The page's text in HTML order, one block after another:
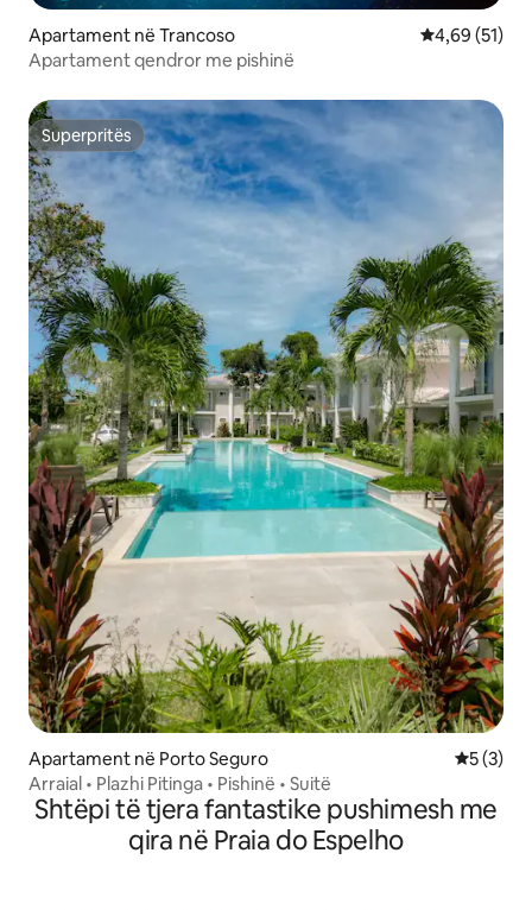
Apartament në Trancoso Vlerësimi
4,69 (51)
Apartament qendror me pishinë
Superpritës
Superpritës
Apartament në Porto Seguro
5 (3)
Arraial • Plazhi Pitinga • Pishinë • Suitë
Shtëpi të tjera fantastike pushimesh me
qira në Praia do Espelho